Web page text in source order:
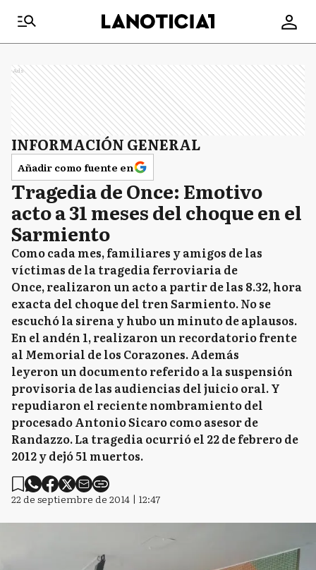
Ads
INFORMACIÓN GENERAL
Añadir como fuente en
Tragedia de Once: Emotivo
acto a 31 meses del choque en el
Sarmiento
Como cada mes, familiares y amigos de las
víctimas de la tragedia ferroviaria de
Once, realizaron un acto a partir de las 8.32, hora
exacta del choque del tren Sarmiento. No se
escuchó la sirena y hubo un minuto de aplausos.
En el andén 1, realizaron un recordatorio frente
al Memorial de los Corazones. Además
leyeron un documento referido a la suspensión
provisoria de las audiencias del juicio oral. Y
repudiaron el reciente nombramiento del
procesado Antonio Sicaro como asesor de
Randazzo. La tragedia ocurrió el 22 de febrero de
2012 y dejó 51 muertos.
22 de septiembre de 2014 | 12:47